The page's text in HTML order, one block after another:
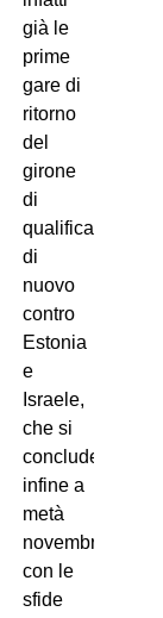
già le
prime
gare di
ritorno
del
girone
di
qualificazione,
di
nuovo
contro
Estonia
e
Israele,
che si
concluderà
infine a
metà
novembre
con le
sfide